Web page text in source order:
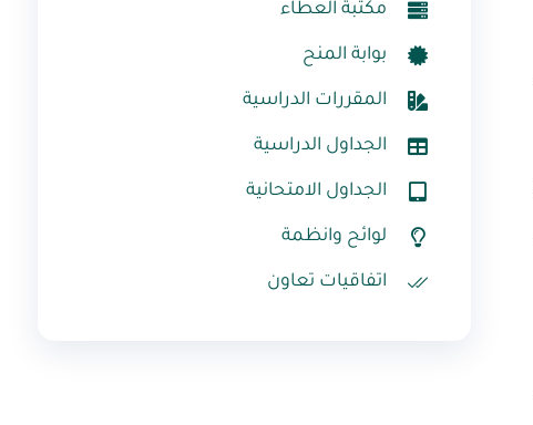
مكتبة العطاء
بوابة المنح
المقررات الدراسية
الجداول الدراسية
الجداول الامتحانية
لوائح وانظمة
اتفاقيات تعاون